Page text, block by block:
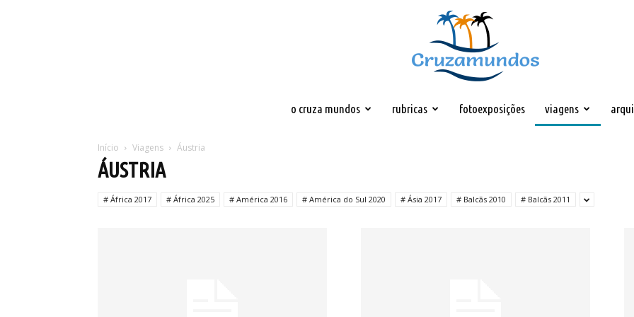
o cruza mundos rubricas fotoexposições viagens
Início Viagens Áustria
ÁUSTRIA
# África 2017 # África 2025 # América 2016 # América do Sul 2020 # Ásia 2017 # Balcãs 2010 # Balcãs 2011